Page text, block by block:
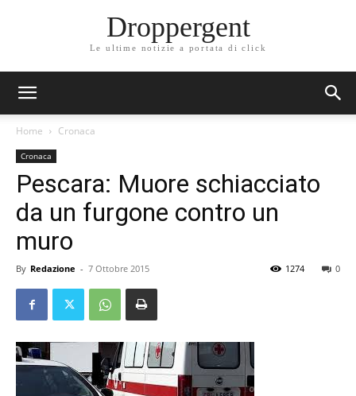
Droppergent
Le ultime notizie a portata di click
Home Cronaca
Cronaca
Pescara: Muore schiacciato
da un furgone contro un
muro
By Redazione - 7 Ottobre 2015 0
1274